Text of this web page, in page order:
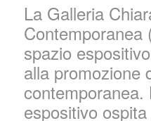
La Galleria
Contemporanea
spazio
alla promozione
contemporanea.
espositivo